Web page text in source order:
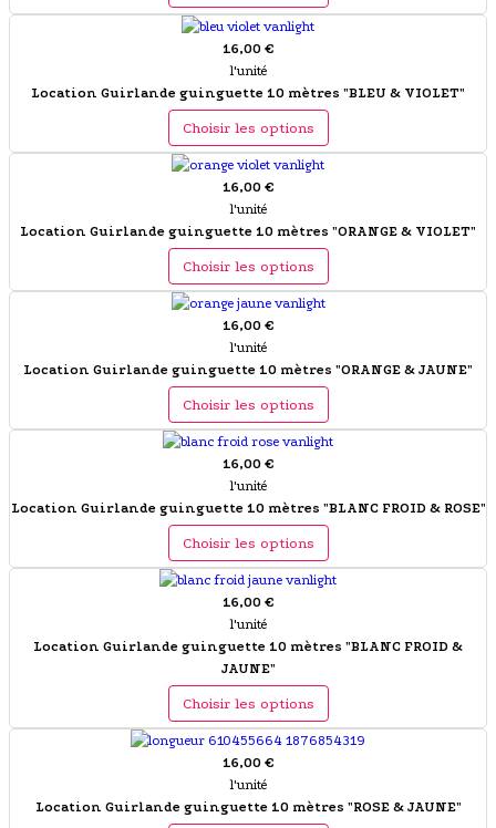
16,00 €
l'unité
Location Guirlande guinguette 10 mètres "BLEU & VIOLET"
Choisir les options
16,00 €
l'unité
Location Guirlande guinguette 10 mètres "ORANGE & VIOLET"
Choisir les options
16,00 €
l'unité
Location Guirlande guinguette 10 mètres "ORANGE & JAUNE"
Choisir les options
16,00 €
l'unité
Location Guirlande guinguette 10 mètres "BLANC FROID & ROSE"
Choisir les options
16,00 €
l'unité
Location Guirlande guinguette 10 mètres "BLANC FROID &
JAUNE"
Choisir les options
16,00 €
l'unité
Location Guirlande guinguette 10 mètres "ROSE & JAUNE"